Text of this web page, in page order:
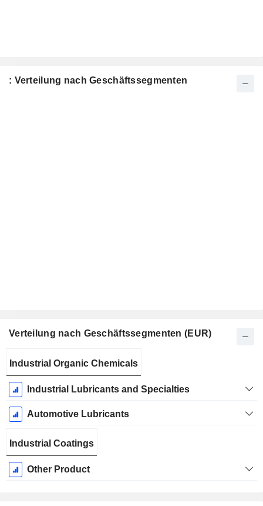
: Verteilung nach Geschäftssegmenten
Verteilung nach Geschäftssegmenten (EUR)
Geschäftsjahres:
Dezember
Industrial Organic Chemicals
Industrial Lubricants and Specialties
Automotive Lubricants
Industrial Coatings
Other Product